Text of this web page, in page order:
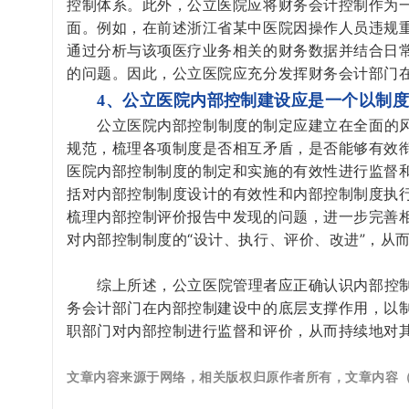
控制体系。此外，公立医院应将财务会计控制作
面。例如，在前述浙江省某中医院因操作人员违
通过分析与该项医疗业务相关的财务数据并结合
的问题。因此，公立医院应充分发挥财务会计部门
4、公立医院内部控制建设应是一个以制
公立医院内部控制制度的制定应建立在全面
规范，梳理各项制度是否相互矛盾，是否能够有
医院内部控制制度的制定和实施的有效性进行监
括对内部控制制度设计的有效性和内部控制制度
梳理内部控制评价报告中发现的问题，进一步完
对内部控制制度的“设计、执行、评价、改进”，从
综上所述，公立医院管理者应正确认识内部
务会计部门在内部控制建设中的底层支撑作用，
职部门对内部控制进行监督和评价，从而持续地对
文章内容来源于网络，相关版权归原作者所有，文章内容